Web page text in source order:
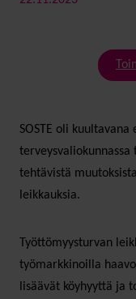
SOSTE oli kuultavana
tehtävistä
leikkauksia.
Työttömyysturvan
työmarkkinoilla
lisäävät köyhyyttä ja